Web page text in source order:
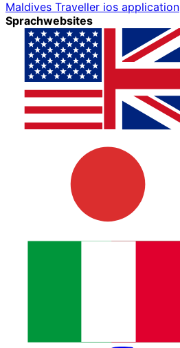
Maldives Traveller ios application
Sprachwebsites